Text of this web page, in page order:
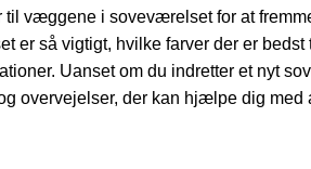
væggene i soveværelset for at
så vigtigt, hvilke farver der er bedst
Uanset om du indretter et nyt
overvejelser, der kan hjælpe dig med